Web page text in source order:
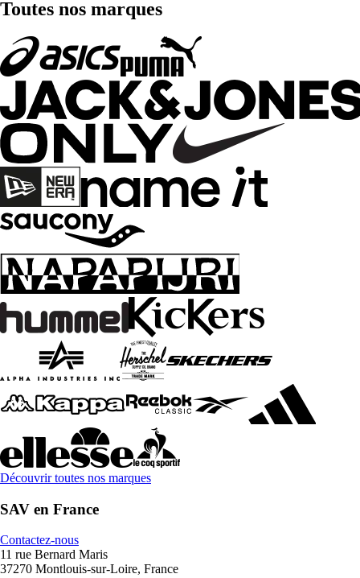
Toutes nos marques
Découvrir toutes nos marques
SAV en France
Contactez-nous
11 rue Bernard Maris
37270 Montlouis-sur-Loire, France